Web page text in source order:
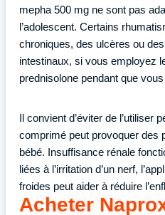
mepha 500 mg ne sont pas
l’adolescent. Certains
chroniques, des ulcères ou
intestinaux, si vous employez
prednisolone pendant que
Il convient d’éviter de l’utiliser
comprimé peut provoquer des
bébé. Insuffisance rénale
liées à l’irritation d’un nerf,
froides peut aider à réduire
Acheter